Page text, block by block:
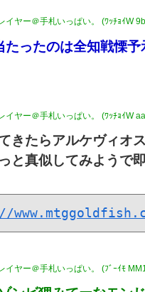
イヤー＠手札いっぱい。 (ﾜｯﾁｮｲW
たったのは全知戦慄
イヤー＠手札いっぱい。 (ﾜｯﾁｮｲW
きたらアルケヴィオ
と真似してみようで
イヤー＠手札いっぱい。 (ﾌﾞｰｲﾓ